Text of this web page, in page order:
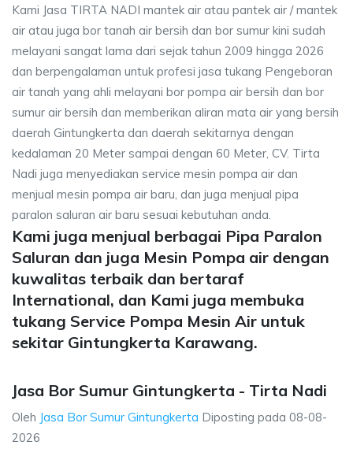
Kami Jasa TIRTA NADI mantek air atau pantek air / mantek
air atau juga bor tanah air bersih dan bor sumur kini sudah
melayani sangat lama dari sejak tahun 2009 hingga 2026
dan berpengalaman untuk profesi jasa tukang Pengeboran
air tanah yang ahli melayani bor pompa air bersih dan bor
sumur air bersih dan memberikan aliran mata air yang bersih
daerah Gintungkerta dan daerah sekitarnya dengan
kedalaman 20 Meter sampai dengan 60 Meter, CV. Tirta
Nadi juga menyediakan service mesin pompa air dan
menjual mesin pompa air baru, dan juga menjual pipa
paralon saluran air baru sesuai kebutuhan anda.
Kami juga menjual berbagai Pipa Paralon
Saluran dan juga Mesin Pompa air dengan
kuwalitas terbaik dan bertaraf
International, dan Kami juga membuka
tukang Service Pompa Mesin Air untuk
sekitar Gintungkerta Karawang.
Jasa Bor Sumur Gintungkerta - Tirta Nadi
Oleh Jasa Bor Sumur Gintungkerta Diposting pada 08-08-
2026